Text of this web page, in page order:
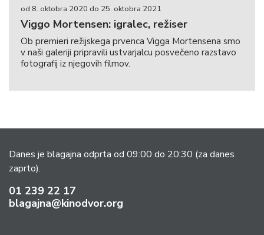
od 8. oktobra 2020 do 25. oktobra 2021
Viggo Mortensen: igralec, režiser
Ob premieri režijskega prvenca Vigga Mortensena smo
v naši galeriji pripravili ustvarjalcu posvečeno razstavo
fotografij iz njegovih filmov.
Danes je blagajna odprta od 09:00 do 20:30 (za danes
zaprto).
01 239 22 17
blagajna@kinodvor.org